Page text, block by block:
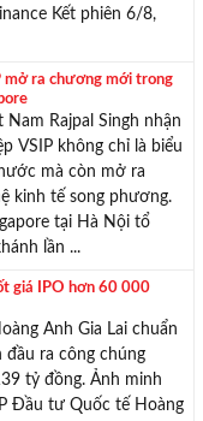
Kết phiên 6/8,
mở ra chương mới trong
Rajpal Singh nhận
VSIP không chỉ là biểu
mà còn mở ra
kinh tế song phương.
tại Hà Nội tổ
lần ...
giá IPO hơn 60 000
Anh Gia Lai chuẩn
đầu ra công chúng
tỷ đồng. Ảnh minh
Đầu tư Quốc tế Hoàng